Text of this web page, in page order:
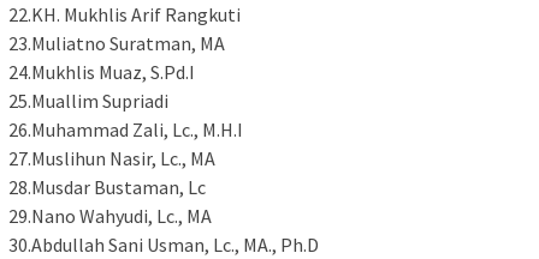
22.KH. Mukhlis Arif Rangkuti
23.Muliatno Suratman, MA
24.Mukhlis Muaz, S.Pd.I
25.Muallim Supriadi
26.Muhammad Zali, Lc., M.H.I
27.Muslihun Nasir, Lc., MA
28.Musdar Bustaman, Lc
29.Nano Wahyudi, Lc., MA
30.Abdullah Sani Usman, Lc., MA., Ph.D